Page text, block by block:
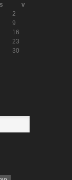
s
v
2
9
16
23
30